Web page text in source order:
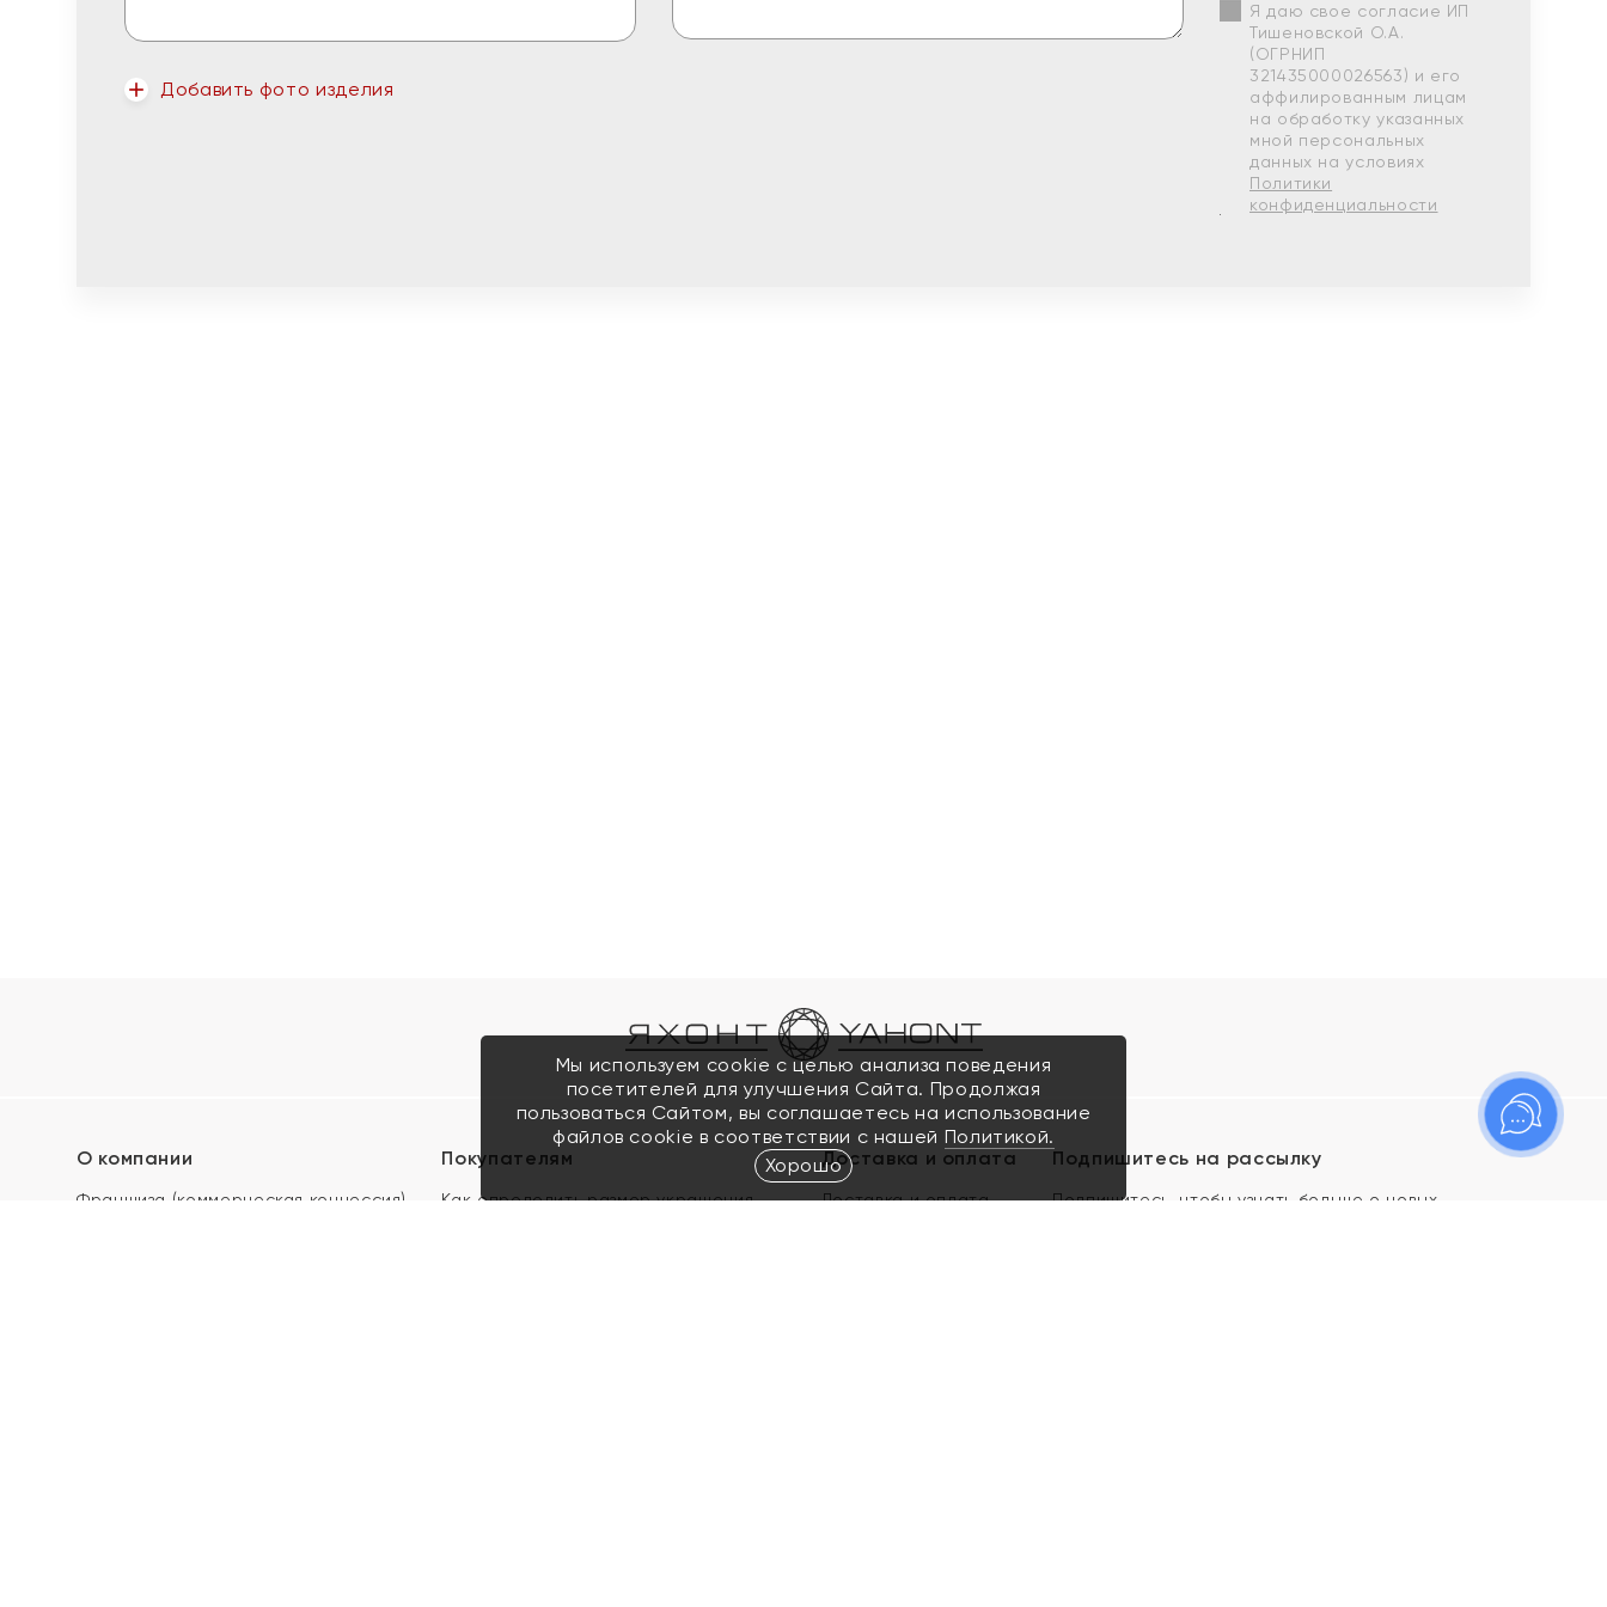
Добавить фото изделия
Я даю свое согласие ИП
Тишеновской О.А.
(ОГРНИП
321435000026563) и его
аффилированным лицам
на обработку указанных
мной персональных
данных на условиях
Политики
конфиденциальности
О компании
Франшиза (коммерческая концессия)
Покупателям
Как определить размер украшения
Доставка и оплата
Доставка и оплата
Подпишитесь на рассылку
Подпишитесь, чтобы узнать больше о новых
Мы используем cookie с целью анализа поведения
посетителей для улучшения Сайта. Продолжая
пользоваться Сайтом, вы соглашаетесь на использование
файлов cookie в соответствии с нашей Политикой.
Хорошо